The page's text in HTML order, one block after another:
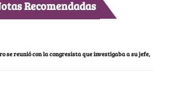
Recomendadas
se reunió con la congresista que investigaba a su jefe,